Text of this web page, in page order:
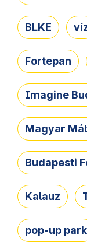
BLKE
Fortepan
Imagine
Magyar
Budapesti
Kalauz
pop-up park